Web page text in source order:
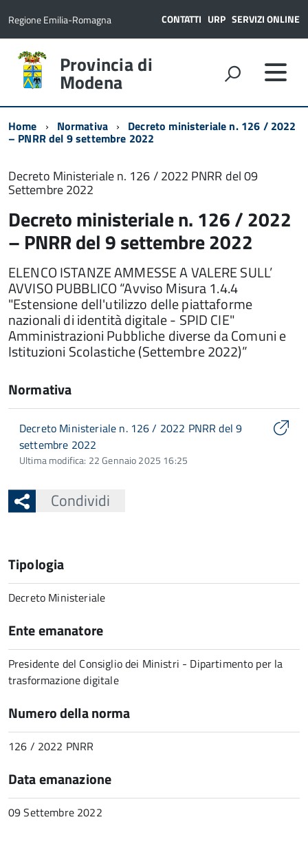
Regione Emilia-Romagna CONTATTI URP SERVIZI ONLINE
Provincia di
Modena
Home Normativa Decreto ministeriale n. 126 / 2022
– PNRR del 9 settembre 2022
Decreto Ministeriale n. 126 / 2022 PNRR del 09
Settembre 2022
Decreto ministeriale n. 126 / 2022
– PNRR del 9 settembre 2022
ELENCO ISTANZE AMMESSE A VALERE SULL’
AVVISO PUBBLICO “Avviso Misura 1.4.4
"Estensione dell'utilizzo delle piattaforme
nazionali di identità digitale - SPID CIE"
Amministrazioni Pubbliche diverse da Comuni e
Istituzioni Scolastiche (Settembre 2022)”
Normativa
Decreto Ministeriale n. 126 / 2022 PNRR del 9
settembre 2022
Ultima modifica: 22 Gennaio 2025 16:25
Condividi
Tipologia
Decreto Ministeriale
Ente emanatore
Presidente del Consiglio dei Ministri - Dipartimento per la
trasformazione digitale
Numero della norma
126 / 2022 PNRR
Data emanazione
09 Settembre 2022